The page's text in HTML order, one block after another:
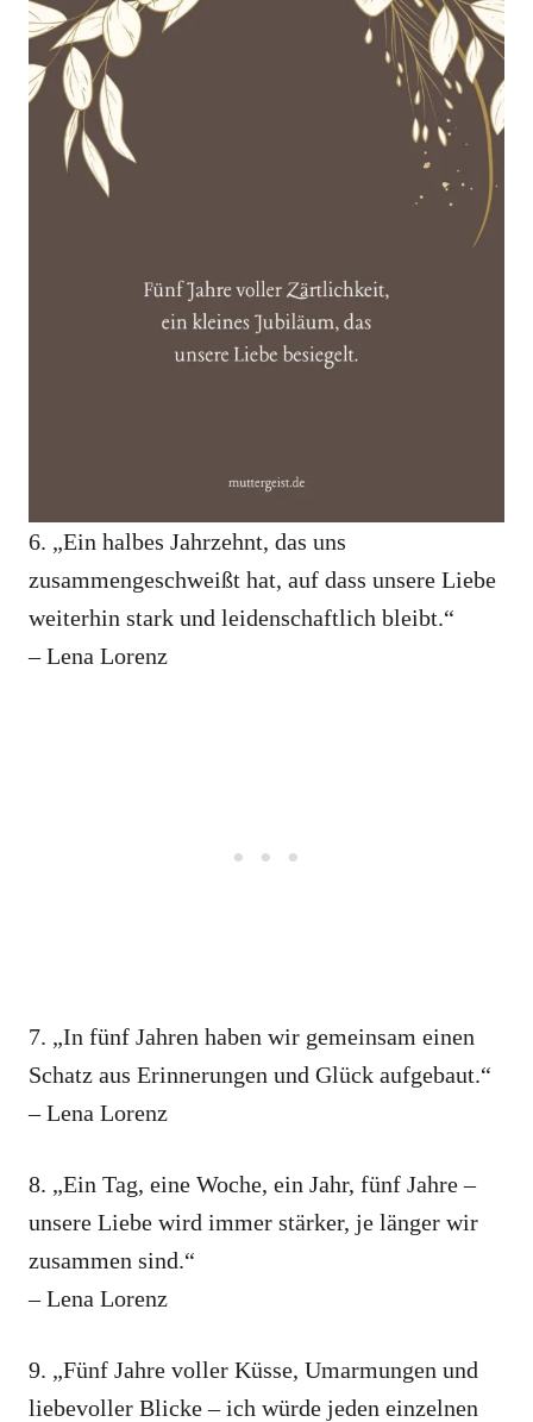
6. „Ein halbes Jahrzehnt, das uns
zusammengeschweißt hat, auf dass unsere Liebe
weiterhin stark und leidenschaftlich bleibt.“
– Lena Lorenz
7. „In fünf Jahren haben wir gemeinsam einen
Schatz aus Erinnerungen und Glück aufgebaut.“
– Lena Lorenz
8. „Ein Tag, eine Woche, ein Jahr, fünf Jahre –
unsere Liebe wird immer stärker, je länger wir
zusammen sind.“
– Lena Lorenz
9. „Fünf Jahre voller Küsse, Umarmungen und
liebevoller Blicke – ich würde jeden einzelnen